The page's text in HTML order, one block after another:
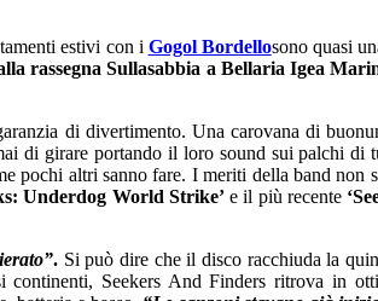
estivi con i Gogol Bordellosono quasi
rassegna Sullasabbia a Bellaria Igea
di divertimento. Una carovana di
di girare portando il loro sound sui palchi di
pochi altri sanno fare. I meriti della band non
Underdog World Strike’e il più recente
. Si può dire che il disco racchiuda la
Seekers And Finders ritrova in